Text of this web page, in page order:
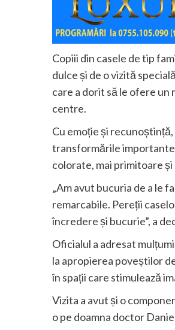
Copiii din casele de tip
dulce și de o vizită
care a dorit să le ofere un
centre.
Cu emoție și
transformările importante
colorate, mai primitoare
„Am avut bucuria de a le
remarcabile. Pereții
încredere și bucurie”, a
Oficialul a adresat
la apropierea poveștilor
în spații care stimulează
Vizita a avut și o
o pe doamna doctor